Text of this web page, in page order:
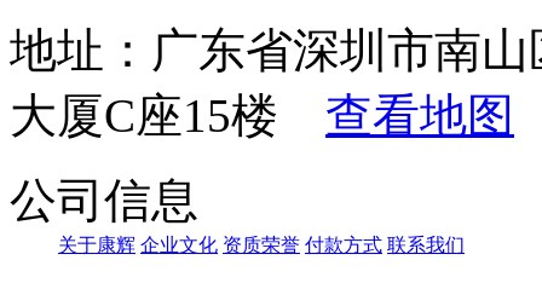
地址：广东省深圳市南
大厦C座15楼 查看地图
公司信息
关于康辉 企业文化 资质荣誉 付款方式 联系我们